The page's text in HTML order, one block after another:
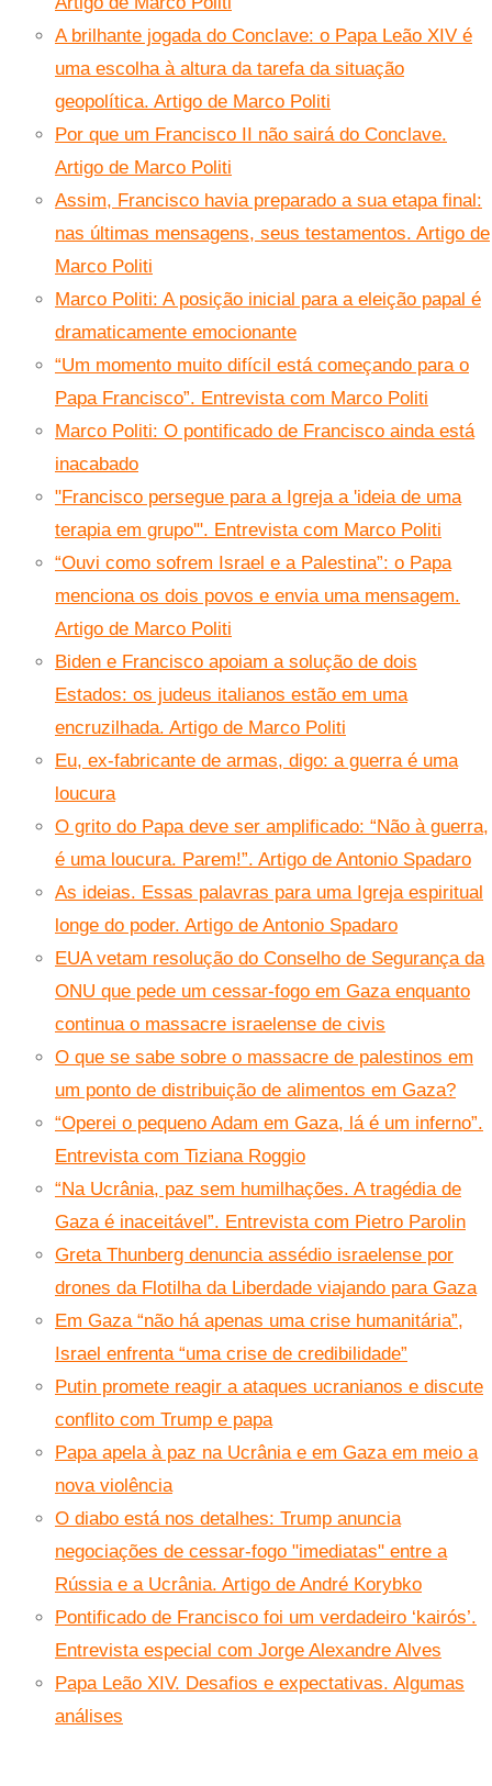
A brilhante jogada do Conclave: o Papa Leão XIV é
uma escolha à altura da tarefa da situação
geopolítica. Artigo de Marco Politi
Por que um Francisco II não sairá do Conclave.
Artigo de Marco Politi
Assim, Francisco havia preparado a sua etapa final:
nas últimas mensagens, seus testamentos. Artigo de
Marco Politi
Marco Politi: A posição inicial para a eleição papal é
dramaticamente emocionante
“Um momento muito difícil está começando para o
Papa Francisco”. Entrevista com Marco Politi
Marco Politi: O pontificado de Francisco ainda está
inacabado
"Francisco persegue para a Igreja a 'ideia de uma
terapia em grupo'". Entrevista com Marco Politi
“Ouvi como sofrem Israel e a Palestina”: o Papa
menciona os dois povos e envia uma mensagem.
Artigo de Marco Politi
Biden e Francisco apoiam a solução de dois
Estados: os judeus italianos estão em uma
encruzilhada. Artigo de Marco Politi
Eu, ex-fabricante de armas, digo: a guerra é uma
loucura
O grito do Papa deve ser amplificado: “Não à guerra,
é uma loucura. Parem!”. Artigo de Antonio Spadaro
As ideias. Essas palavras para uma Igreja espiritual
longe do poder. Artigo de Antonio Spadaro
EUA vetam resolução do Conselho de Segurança da
ONU que pede um cessar-fogo em Gaza enquanto
continua o massacre israelense de civis
O que se sabe sobre o massacre de palestinos em
um ponto de distribuição de alimentos em Gaza?
“Operei o pequeno Adam em Gaza, lá é um inferno”.
Entrevista com Tiziana Roggio
“Na Ucrânia, paz sem humilhações. A tragédia de
Gaza é inaceitável”. Entrevista com Pietro Parolin
Greta Thunberg denuncia assédio israelense por
drones da Flotilha da Liberdade viajando para Gaza
Em Gaza “não há apenas uma crise humanitária”,
Israel enfrenta “uma crise de credibilidade”
Putin promete reagir a ataques ucranianos e discute
conflito com Trump e papa
Papa apela à paz na Ucrânia e em Gaza em meio a
nova violência
O diabo está nos detalhes: Trump anuncia
negociações de cessar-fogo "imediatas" entre a
Rússia e a Ucrânia. Artigo de André Korybko
Pontificado de Francisco foi um verdadeiro ‘kairós’.
Entrevista especial com Jorge Alexandre Alves
Papa Leão XIV. Desafios e expectativas. Algumas
análises